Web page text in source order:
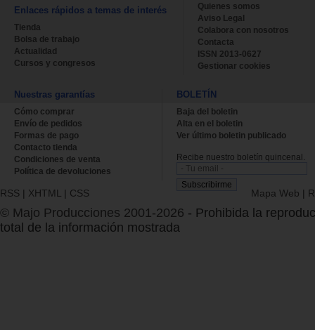
Enlaces rápidos a temas de interés
Tienda
Bolsa de trabajo
Actualidad
Cursos y congresos
Quienes somos
Aviso Legal
Colabora con nosotros
Contacta
ISSN 2013-0627
Gestionar cookies
Nuestras garantías
Cómo comprar
Envío de pedidos
Formas de pago
Contacto tienda
Condiciones de venta
Política de devoluciones
BOLETÍN
Baja del boletin
Alta en el boletin
Ver último boletin publicado
Recibe nuestro boletín quincenal.
RSS | XHTML | CSS Mapa Web |
© Majo Producciones 2001-2026 - Prohibida la
total de la información mostrada